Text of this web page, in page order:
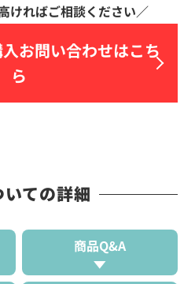
お問い合わせはこち
ら
ての詳細
商品Q&A